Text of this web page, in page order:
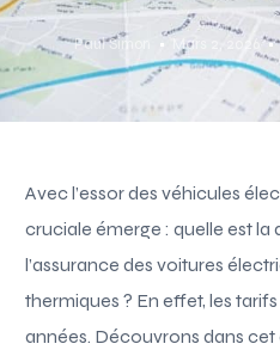
Paul Simon Mars 2, 2026
Avec l’essor des véhicules
cruciale émerge : quelle est
l’assurance des voitures
thermiques ? En effet, les
années. Découvrons dans